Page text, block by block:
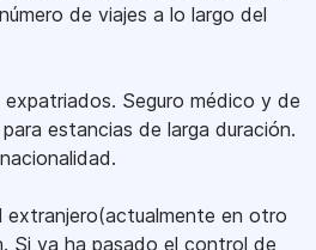
de viajes a lo largo del
Seguro médico y de
estancias de larga duración.
extranjero(actualmente en otro
Si ya ha pasado el control de